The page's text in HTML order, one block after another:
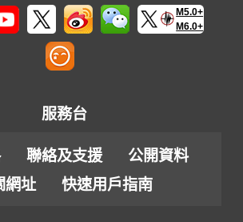
M5.0+
M6.0+
服務台
聯絡及支援
公開資料
網址
快速用戶指南